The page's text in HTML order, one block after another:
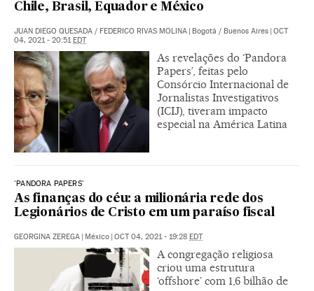
Chile, Brasil, Equador e México
JUAN DIEGO QUESADA / FEDERICO RIVAS MOLINA | Bogotá / Buenos Aires | OCT
04, 2021 - 20:51EDT
As revelações do ‘Pandora
Papers’, feitas pelo
Consórcio Internacional de
Jornalistas Investigativos
(ICIJ), tiveram impacto
especial na América Latina
'PANDORA PAPERS'
As finanças do céu: a milionária rede dos
Legionários de Cristo em um paraíso fiscal
GEORGINA ZEREGA | México | OCT 04, 2021 - 19:28 EDT
A congregação religiosa
criou uma estrutura
‘offshore’ com 1,6 bilhão de